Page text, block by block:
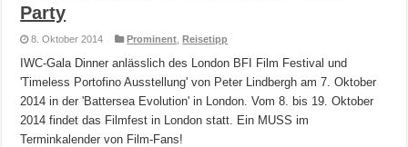
Party
8. Oktober 2014 Prominent ,Reisetipp
IWC-Gala Dinner anlässlich des London BFI Film Festival und
'Timeless Portofino Ausstellung' von Peter Lindbergh am 7. Oktober
2014 in der 'Battersea Evolution' in London. Vom 8. bis 19. Oktober
2014 findet das Filmfest in London statt. Ein MUSS im
Terminkalender von Film-Fans!